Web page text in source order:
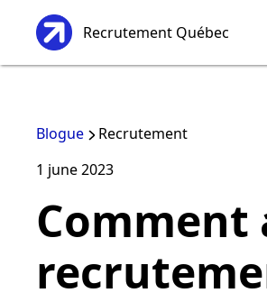
Recrutement Québec
Blogue
Recrutement
1 june2023
Comment